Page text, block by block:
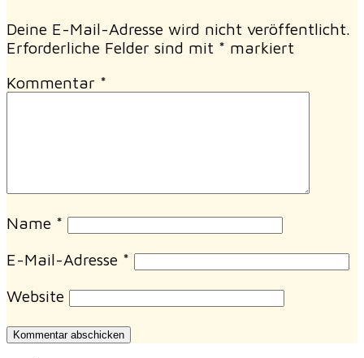
Deine E-Mail-Adresse wird nicht veröffentlicht.
Erforderliche Felder sind mit * markiert
Kommentar *
Name *
E-Mail-Adresse *
Website